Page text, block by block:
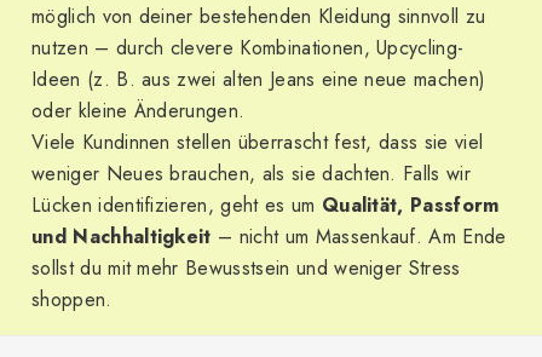
möglich von deiner bestehenden Kleidung sinnvoll zu
nutzen – durch clevere Kombinationen, Upcycling-
Ideen (z. B. aus zwei alten Jeans eine neue machen)
oder kleine Änderungen.
Viele Kundinnen stellen überrascht fest, dass sie viel
weniger Neues brauchen, als sie dachten. Falls wir
Lücken identifizieren, geht es um Qualität, Passform
und Nachhaltigkeit – nicht um Massenkauf. Am Ende
sollst du mit mehr Bewusstsein und weniger Stress
shoppen.